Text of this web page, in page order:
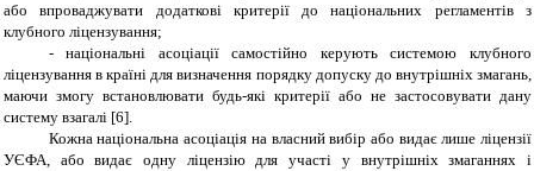
або впроваджувати додаткові критерії до національних регламентів з
клубного ліцензування;
- національні асоціації самостійно керують системою клубного
ліцензування в країні для визначення порядку допуску до внутрішніх змагань,
маючи змогу встановлювати будь-які критерії або не застосовувати дану
систему взагалі [6].
Кожна національна асоціація на власний вибір або видає лише ліцензії
УЄФА, або видає одну ліцензію для участі у внутрішніх змаганнях і